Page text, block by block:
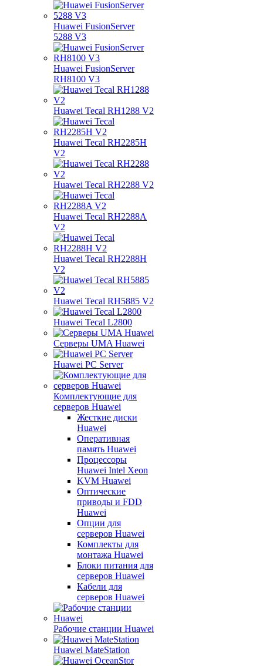
Huawei FusionServer
5288 V3
Huawei FusionServer
RH8100 V3
Huawei Tecal RH1288 V2
Huawei Tecal RH2285H
V2
Huawei Tecal RH2288 V2
Huawei Tecal RH2288A
V2
Huawei Tecal RH2288H
V2
Huawei Tecal RH5885 V2
Huawei Tecal L2800
Серверы UMA Huawei
Huawei PC Server
Комплектующие для
серверов Huawei
Жесткие диски
Huawei
Оперативная
память Huawei
Процессоры
Huawei Intel Xeon
KVM Huawei
Оптические
приводы и FDD
Huawei
Опции для
серверов Huawei
Комплекты для
монтажа Huawei
Блоки питания для
серверов Huawei
Кабели для
серверов Huawei
Рабочие станции Huawei
Huawei MateStation